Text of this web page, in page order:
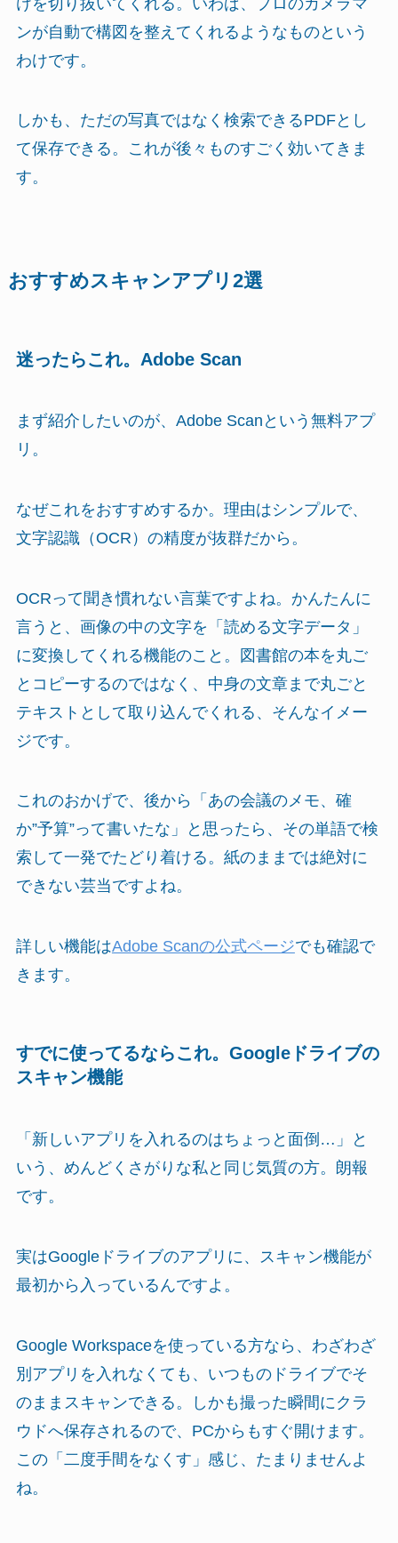
ンが自動で構図を整えてくれるようなものという
わけです。
しかも、ただの写真ではなく検索できるPDFとし
て保存できる。これが後々ものすごく効いてきま
す。
おすすめスキャンアプリ2選
迷ったらこれ。Adobe Scan
まず紹介したいのが、Adobe Scanという無料アプ
リ。
なぜこれをおすすめするか。理由はシンプルで、
文字認識（OCR）の精度が抜群だから。
OCRって聞き慣れない言葉ですよね。かんたんに
言うと、画像の中の文字を「読める文字データ」
に変換してくれる機能のこと。図書館の本を丸ご
とコピーするのではなく、中身の文章まで丸ごと
テキストとして取り込んでくれる、そんなイメー
ジです。
これのおかげで、後から「あの会議のメモ、確
か”予算”って書いたな」と思ったら、その単語で検
索して一発でたどり着ける。紙のままでは絶対に
できない芸当ですよね。
詳しい機能はAdobe Scanの公式ページでも確認で
きます。
すでに使ってるならこれ。Googleドライブの
スキャン機能
「新しいアプリを入れるのはちょっと面倒…」と
いう、めんどくさがりな私と同じ気質の方。朗報
です。
実はGoogleドライブのアプリに、スキャン機能が
最初から入っているんですよ。
Google Workspaceを使っている方なら、わざわざ
別アプリを入れなくても、いつものドライブでそ
のままスキャンできる。しかも撮った瞬間にクラ
ウドへ保存されるので、PCからもすぐ開けます。
この「二度手間をなくす」感じ、たまりませんよ
ね。